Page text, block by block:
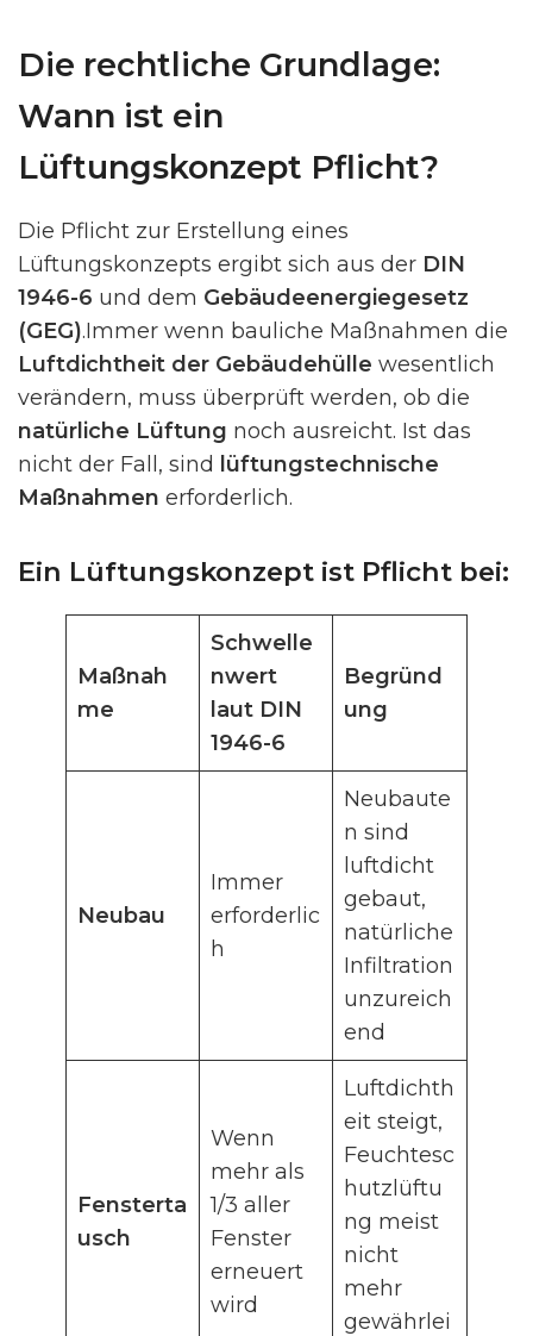
Die rechtliche Grundlage:
Wann ist ein
Lüftungskonzept Pflicht?
Die Pflicht zur Erstellung eines
Lüftungskonzepts ergibt sich aus der DIN
1946-6 und dem Gebäudeenergiegesetz
(GEG).Immer wenn bauliche Maßnahmen die
Luftdichtheit der Gebäudehülle wesentlich
verändern, muss überprüft werden, ob die
natürliche Lüftung noch ausreicht. Ist das
nicht der Fall, sind
lüftungstechnische
Maßnahmen erforderlich.
Ein Lüftungskonzept ist Pflicht bei:
Maßnah
me
Schwelle
nwert
laut DIN
1946-6
Begründ
ung
Neubau
Immer
erforderlic
h
Neubaute
n sind
luftdicht
gebaut,
natürliche
Infiltration
unzureich
end
Fensterta
usch
Wenn
mehr als
1/3 aller
Fenster
erneuert
wird
Luftdichth
eit steigt,
Feuchtesc
hutzlüftu
ng meist
nicht
mehr
gewährlei